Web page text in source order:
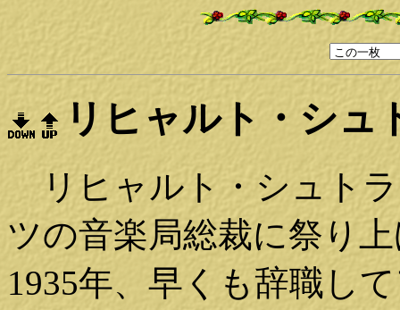
リヒャルト・シュ
リヒャルト・シュト
ツの音楽局総裁に祭り
1935年、早くも辞職し